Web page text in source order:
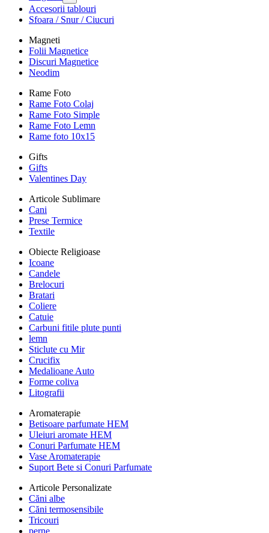
Accesorii tablouri
Sfoara / Snur / Ciucuri
Magneti
Folii Magnetice
Discuri Magnetice
Neodim
Rame Foto
Rame Foto Colaj
Rame Foto Simple
Rame Foto Lemn
Rame foto 10x15
Gifts
Gifts
Valentines Day
Articole Sublimare
Cani
Prese Termice
Textile
Obiecte Religioase
Icoane
Candele
Brelocuri
Bratari
Coliere
Catuie
Carbuni fitile plute punti
lemn
Sticlute cu Mir
Crucifix
Medalioane Auto
Forme coliva
Litografii
Aromaterapie
Betisoare parfumate HEM
Uleiuri aromate HEM
Conuri Parfumate HEM
Vase Aromaterapie
Suport Bete si Conuri Parfumate
Articole Personalizate
Căni albe
Căni termosensibile
Tricouri
perne